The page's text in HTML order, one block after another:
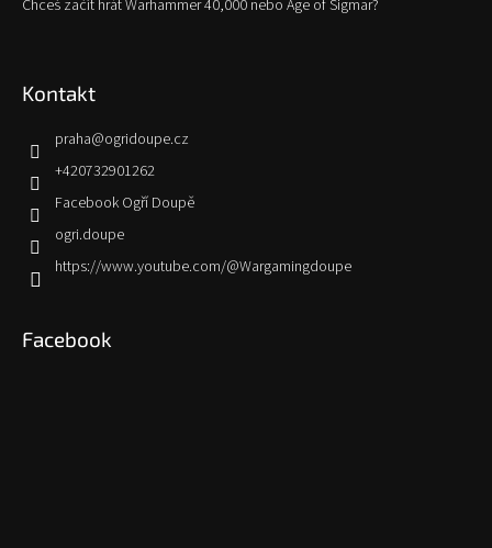
Chceš začít hrát Warhammer 40,000 nebo Age of Sigmar?
Kontakt
praha@ogridoupe.cz
+420732901262
Facebook Ogří Doupě
ogri.doupe
https://www.youtube.com/@Wargamingdoupe
Facebook